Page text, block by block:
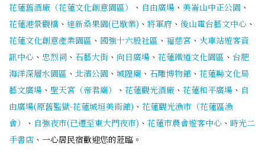
花蓮舊酒廠（花蓮文化創意園區）
、 自由廣場 、 美崙山中正公園 、
花蓮港景觀橋 、 達新桑果園(已歇業) 、 將軍府 、 後山電台藝文中心 、
花蓮文化創意產業園區 、 國強十六股社區 、 福慈宮 、 火車站遊客資
訊中心 、 忠烈祠 、 石藝大街 、 向日廣場 、 花蓮鐵道文化園區 、 台肥
海洋深層水園區 、 北濱公園 、 城隍廟 、 石雕博物館 、 花蓮縣文化局
藝文廣場 、 聖天宮（帝君廟） 、 花蓮觀光酒廠 、 花蓮和平廣場 、 自
由廣場(原舊監獄-花蓮城垣美術館) 、 花蓮觀光漁市（花蓮區漁
會）
、 自強夜市(已遷至東大門夜市) 、 花蓮市農會遊客中心 、 時光二
手書店 、一心居民宿歡迎您的蒞臨。